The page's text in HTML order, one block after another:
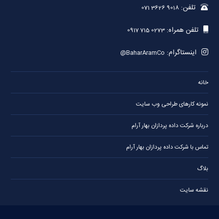
تلفن:071 3626 9018
تلفن همراه:0917 715 0273
اینستاگرام: @BaharAramCo
خانه
نمونه کارهای طراحی وب سایت
درباره شرکت داده پردازان بهار آرام
تماس با شرکت داده پردازان بهار آرام
بلاگ
نقشه سایت